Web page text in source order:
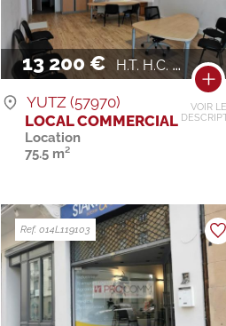
13 200 € H.T. H.C. / AN
VOIR LE
YUTZ (57970)
LOCAL COMMERCIAL
Location
75.5 m²
Ref. 014L119103